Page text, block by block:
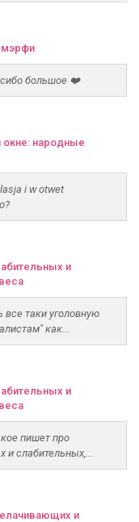
большое ❤️
окне: народные
i w otwet
и
таки уголовную
как...
и
пишет про
и слабительных,...
и